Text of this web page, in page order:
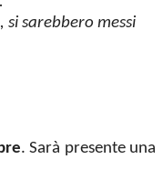
sarebbero messi
. Sarà presente una